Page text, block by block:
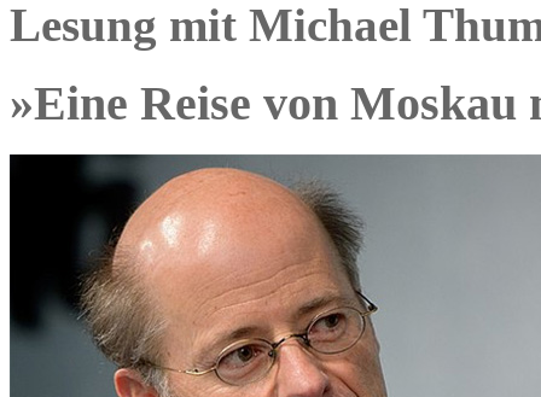
Lesung mit Michael
»Eine Reise von Moskau